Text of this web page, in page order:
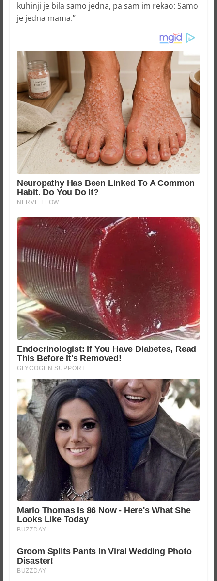
kuhinji je bila samo jedna, pa sam im rekao: Samo
je jedna mama.”